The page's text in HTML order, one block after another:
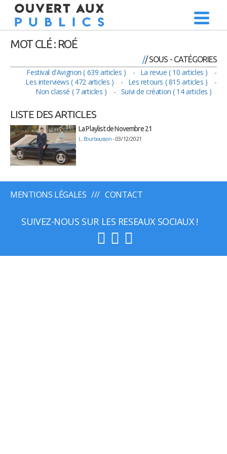
MOT CLÉ : ROÉ
/ SOUS - CATÉGORIES
Festival d'Avignon ( 639 articles )
La revue ( 10 articles )
Les interviews ( 472 articles )
Les retours ( 815 articles )
Non classé ( 7 articles )
Suivi de création ( 14 articles )
LISTE DES ARTICLES
La Playlist de Novembre 21
L. Bourbousson - 03/12/2021
MENTIONS LÉGALES CONTACT
SUIVEZ-NOUS SUR LES RESEAUX SOCIAUX !